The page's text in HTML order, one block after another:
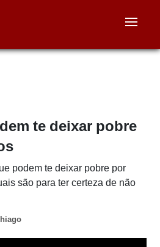
te deixar pobre
podem te deixar pobre por
são para ter certeza de não